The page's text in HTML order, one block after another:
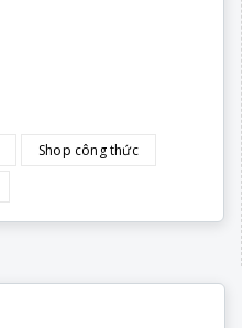
Shop công thức